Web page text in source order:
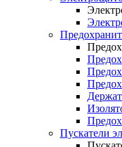
Пускатели